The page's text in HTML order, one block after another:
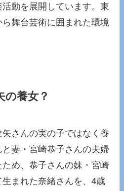
動を展開しています。東
舞台芸術に囲まれた環境
の養女？
さんの実の子ではなく養
妻・宮崎恭子さんの夫婦
め、恭子さんの妹・宮崎
まれた奈緒さんを、4歳